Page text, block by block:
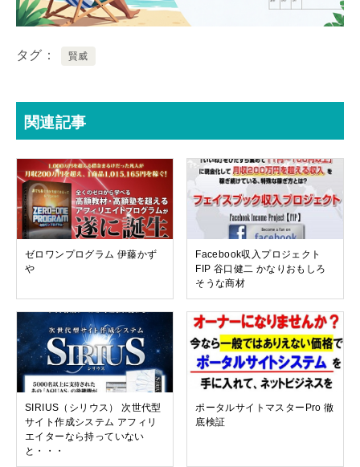
タグ 賢威
関連記事
ゼロワンプログラム 伊藤かず
や
Facebook収入プロジェクト
FIP 谷口健二 かなりおもしろ
そうな商材
SIRIUS（シリウス） 次世代型
サイト作成システム アフィリ
エイターなら持っていない
と・・・
ポータルサイトマスターPro 徹
底検証